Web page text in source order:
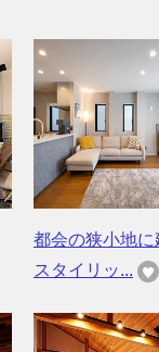
都会の狭小地に
スタイリッ...